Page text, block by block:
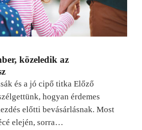
közeledik az
és a jó cipő titka Előző
hogyan érdemes
előtti bevásárlásnak. Most
elején, sorra…